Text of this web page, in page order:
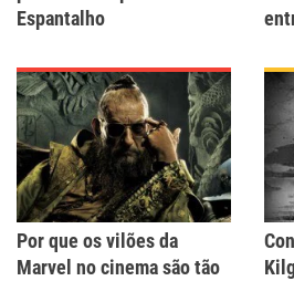
Espantalho
Por que os vilões da
Marvel no cinema são tão